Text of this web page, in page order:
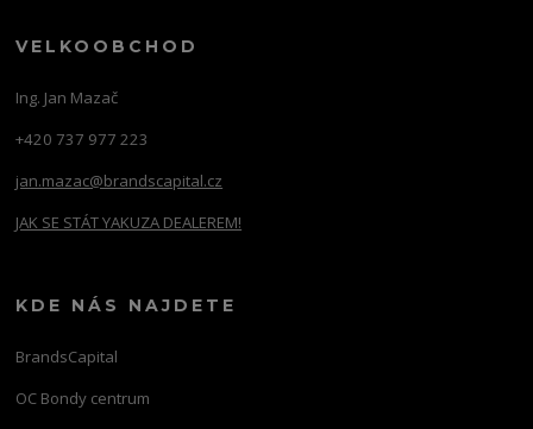
VELKOOBCHOD
Ing. Jan Mazač
+420 737 977 223
jan.mazac@brandscapital.cz
JAK SE STÁT YAKUZA DEALEREM!
KDE NÁS NAJDETE
BrandsCapital
OC Bondy centrum